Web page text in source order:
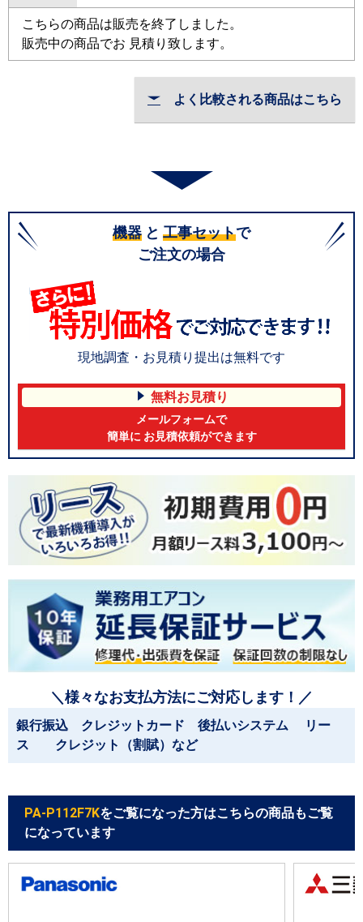
こちらの商品は販売を終了しました。
販売中の商品でお 見積り致します。
よく比較される商品はこちら
機器 と 工事セットで
ご注文の場合
現地調査・お見積り提出は無料です
無料お見積り
メールフォームで
簡単に お見積依頼ができます
＼様々なお支払方法にご対応します！／
銀行振込 クレジットカード 後払いシステム リー
ス クレジット（割賦）など
PA-P112F7Kをご覧になった方はこちらの商品もご覧
になっています